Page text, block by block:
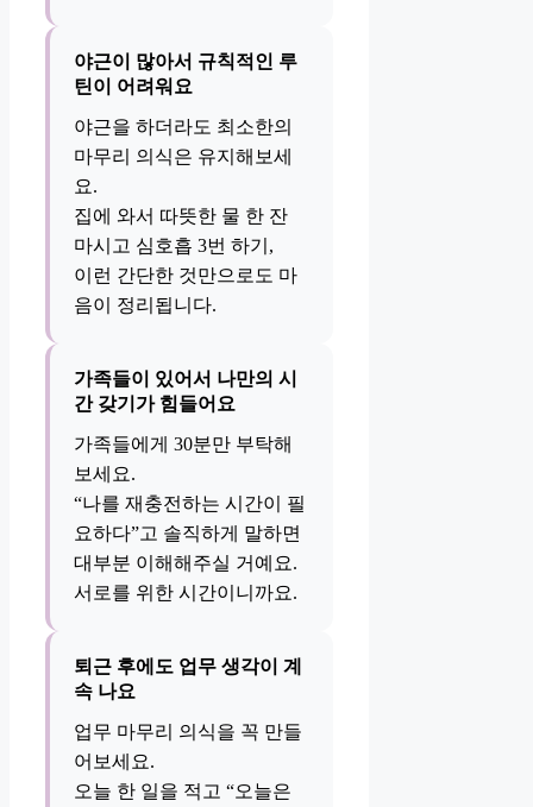
야근이 많아서 규칙적인 루
틴이 어려워요
야근을 하더라도 최소한의
마무리 의식은 유지해보세
요.
집에 와서 따뜻한 물 한 잔
마시고 심호흡 3번 하기,
이런 간단한 것만으로도 마
음이 정리됩니다.
가족들이 있어서 나만의 시
간 갖기가 힘들어요
가족들에게 30분만 부탁해
보세요.
“나를 재충전하는 시간이 필
요하다”고 솔직하게 말하면
대부분 이해해주실 거예요.
서로를 위한 시간이니까요.
퇴근 후에도 업무 생각이 계
속 나요
업무 마무리 의식을 꼭 만들
어보세요.
오늘 한 일을 적고 “오늘은